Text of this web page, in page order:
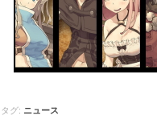
タグ: ニュース